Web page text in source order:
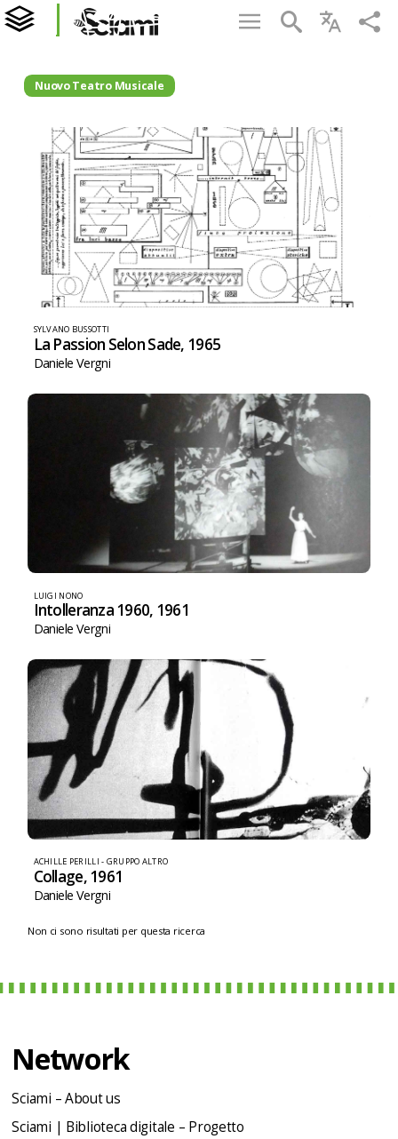
Nuovo Teatro Musicale
SYLVANO BUSSOTTI
La Passion Selon Sade, 1965
Daniele Vergni
LUIGI NONO
Intolleranza 1960, 1961
Daniele Vergni
ACHILLE PERILLI - GRUPPO ALTRO
Collage, 1961
Daniele Vergni
Non ci sono risultati per questa ricerca
Network
Sciami – About us
Sciami | Biblioteca digitale – Progetto